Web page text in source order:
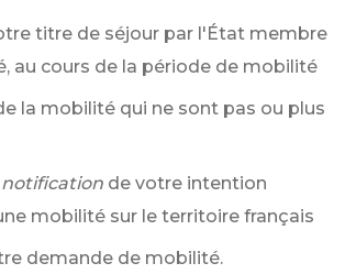
titre de séjour par l'État membre
au cours de la période de mobilité
la mobilité qui ne sont pas ou plus
notification de votre intention
mobilité sur le territoire français
demande de mobilité.